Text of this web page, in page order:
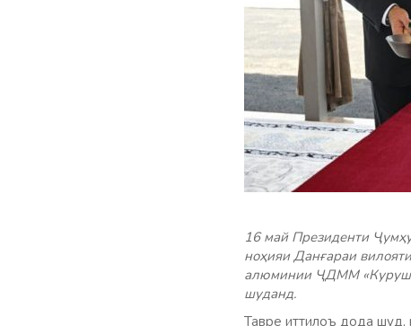
16 май Президенти
ноҳияи Данғараи
алюминии ҶДММ «Куруши
шуданд.
Тавре иттилоъ дода шуд,